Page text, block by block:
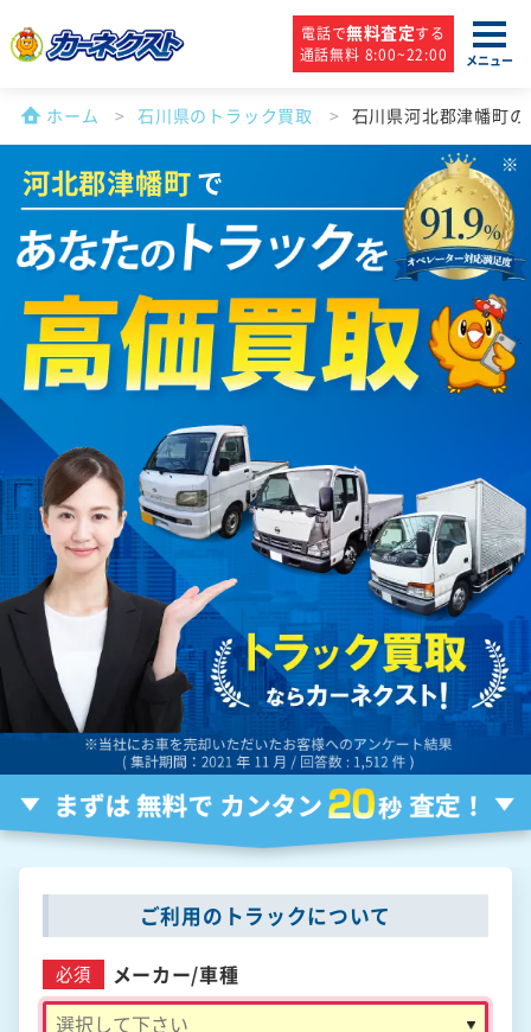
電話で無料査定する
通話無料 8:00~22:00
メニュー
ホーム 石川県のトラック買取 石川県河北郡津幡町
河北郡津幡町で
ご利用のトラックについて
必須 メーカー/車種